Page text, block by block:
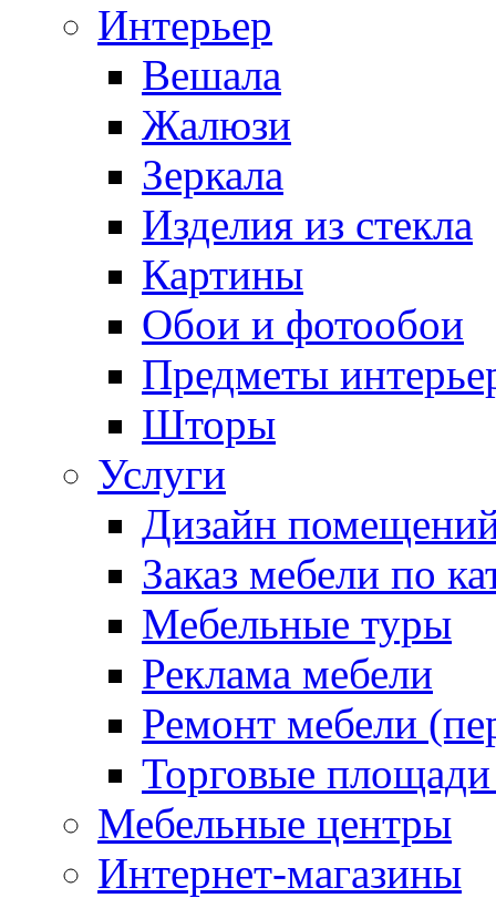
Интерьер
Вешала
Жалюзи
Зеркала
Изделия из стекла
Картины
Обои и фотообои
Предметы
Шторы
Услуги
Дизайн
Заказ мебели по
Мебельные туры
Реклама мебели
Ремонт мебели
Торговые
Мебельные центры
Интернет-магазины